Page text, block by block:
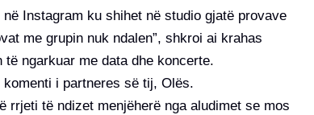
Instagram ku shihet në studio gjatë provave
me grupin nuk ndalen”, shkroi ai krahas
ngarkuar me data dhe koncerte.
i partneres së tij, Olës.
rrjeti të ndizet menjëherë nga aludimet se mos